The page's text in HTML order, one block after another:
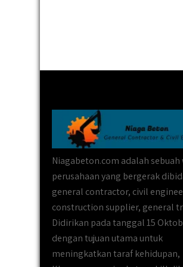
Niagabeton.com adalah sebuah
perusahaan yang bergerak
general contractor, civil
construction supplier, general
Didirikan pada tanggal 15
dengan tujuan utama untuk
meningkatkan taraf kehidupan,